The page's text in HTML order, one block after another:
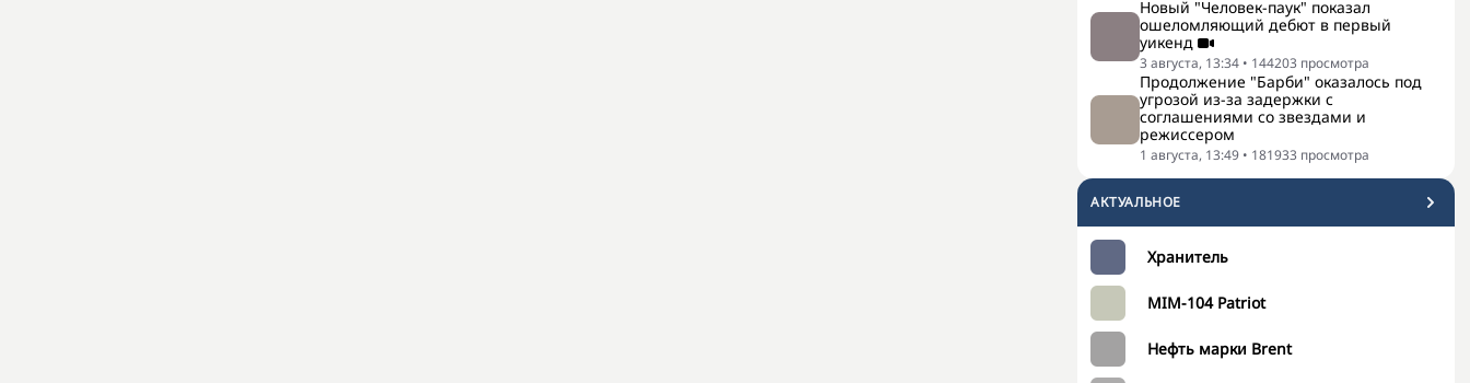
Новый "Человек-паук" показал
ошеломляющий дебют в первый
уикенд
3 августа, 13:34 • 144203 просмотра
Продолжение "Барби" оказалось под
угрозой из-за задержки с
соглашениями со звездами и
режиссером
1 августа, 13:49 • 181933 просмотра
АКТУАЛЬНОЕ
Хранитель
MIM-104 Patriot
Нефть марки Brent